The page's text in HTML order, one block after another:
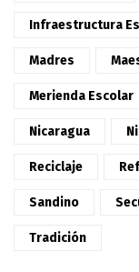
Infraestructura
Madres
Merienda Escolar
Nicaragua
Reciclaje
Sandino
Tradición